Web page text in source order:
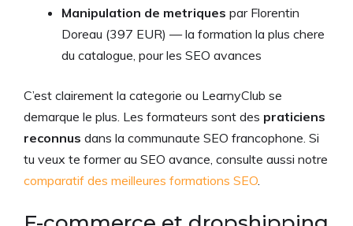
Manipulation de metriques par Florentin
Doreau (397 EUR) — la formation la plus chere
du catalogue, pour les SEO avances
C’est clairement la categorie ou LearnyClub se
demarque le plus. Les formateurs sont des praticiens
reconnus dans la communaute SEO francophone. Si
tu veux te former au SEO avance, consulte aussi notre
comparatif des meilleures formations SEO